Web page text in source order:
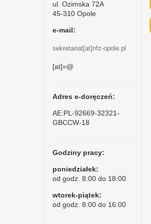
ul. Ozimska 72A
45-310 Opole
e-mail:
sekretariat[at]nfz-opole.pl
[at]=@
Adres e-doręczeń:
AE:PL-92669-32321-
GBCCW-18
Godziny pracy:
poniedziałek:
od godz. 8:00 do 18:00
wtorek-piątek:
od godz. 8:00 do 16:00